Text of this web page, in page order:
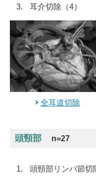
耳介切除（4）
全耳道切除
頭頸部 n=27
頭頸部リンパ節切